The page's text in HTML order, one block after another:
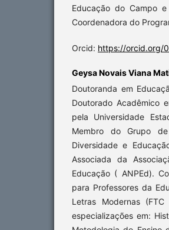
Educação do Campo
Coordenadora do
Orcid: https://orcid.org/
Geysa Novais Viana
Doutoranda em
Doutorado Acadêmico
pela Universidade
Membro do Grupo
Diversidade e
Associada da
Educação ( ANPEd).
para Professores da
Letras Modernas
especializações em: